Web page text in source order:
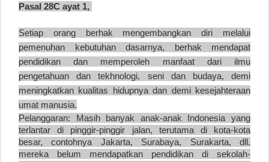
Pasal 28C ayat 1,
Setiap orang berhak mengembangkan diri melalui
pemenuhan kebutuhan dasarnya, berhak mendapat
pendidikan dan memperoleh manfaat dari ilmu
pengetahuan dan tekhnologi, seni dan budaya, demi
meningkatkan kualitas hidupnya dan demi kesejahteraan
umat manusia.
Pelanggaran: Masih banyak anak-anak Indonesia yang
terlantar di pinggir-pinggir jalan, terutama di kota-kota
besar, contohnya Jakarta, Surabaya, Surakarta, dll.
mereka belum mendapatkan pendidikan di sekolah-